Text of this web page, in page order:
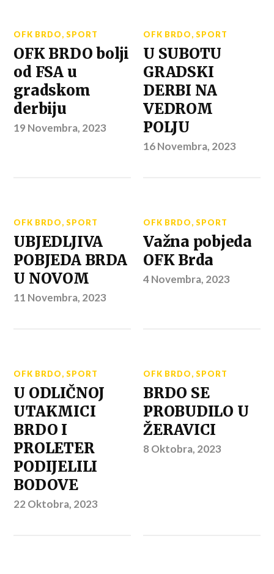
OFK BRDO,SPORT
OFK BRDO bolji
od FSA u
gradskom
derbiju
19 Novembra, 2023
OFK BRDO,SPORT
U SUBOTU
GRADSKI
DERBI NA
VEDROM
POLJU
16 Novembra, 2023
OFK BRDO,SPORT
UBJEDLJIVA
POBJEDA BRDA
U NOVOM
11 Novembra, 2023
OFK BRDO,SPORT
Važna pobjeda
OFK Brda
4 Novembra, 2023
OFK BRDO,SPORT
U ODLIČNOJ
UTAKMICI
BRDO I
PROLETER
PODIJELILI
BODOVE
22 Oktobra, 2023
OFK BRDO,SPORT
BRDO SE
PROBUDILO U
ŽERAVICI
8 Oktobra, 2023